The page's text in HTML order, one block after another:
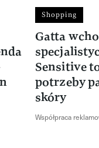
Shopping
Gatta
Sensitive
potrzeby
skóry
Współpraca